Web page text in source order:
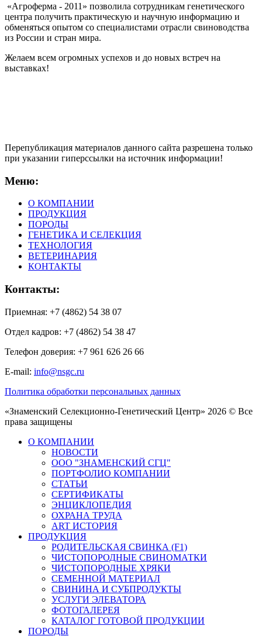
«Агроферма - 2011» позволила сотрудникам генетического
центра получить практическую и научную информацию и
обменяться опытом со специалистами отрасли свиноводства
из России и стран мира.
Желаем всем огромных успехов и до новых встреч на
выставках!
Перепубликация материалов данного сайта разрешена только
при указании гиперсcылки на источник информации!
Меню:
О КОМПАНИИ
ПРОДУКЦИЯ
ПОРОДЫ
ГЕНЕТИКА И СЕЛЕКЦИЯ
ТЕХНОЛОГИЯ
ВЕТЕРИНАРИЯ
КОНТАКТЫ
Контакты:
Приемная: +7 (4862) 54 38 07
Отдел кадров: +7 (4862) 54 38 47
Телефон доверия: +7 961 626 26 66
E-mail: info@nsgc.ru
Политика обработки персональных данных
«Знаменский Селекционно-Генетический Центр» 2026 © Все
права защищены
О КОМПАНИИ
НОВОСТИ
ООО "ЗНАМЕНСКИЙ СГЦ"
ПОРТФОЛИО КОМПАНИИ
СТАТЬИ
СЕРТИФИКАТЫ
ЭНЦИКЛОПЕДИЯ
ОХРАНА ТРУДА
ART ИСТОРИЯ
ПРОДУКЦИЯ
РОДИТЕЛЬСКАЯ СВИНКА (F1)
ЧИСТОПОРОДНЫЕ СВИНОМАТКИ
ЧИСТОПОРОДНЫЕ ХРЯКИ
СЕМЕННОЙ МАТЕРИАЛ
СВИНИНА И СУБПРОДУКТЫ
УСЛУГИ ЭЛЕВАТОРА
ФОТОГАЛЕРЕЯ
КАТАЛОГ ГОТОВОЙ ПРОДУКЦИИ
ПОРОДЫ